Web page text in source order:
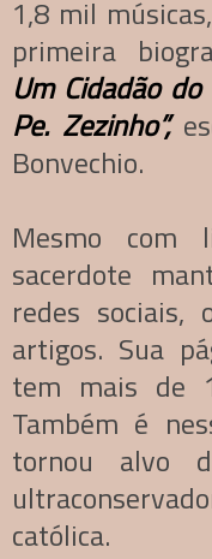
1,8 mil
primeira
Um Cidadão
Pe. Zezinho”,
Bonvechio.
Mesmo com
sacerdote
redes sociais,
artigos. Sua
tem mais de
Também é
tornou alvo
católica.